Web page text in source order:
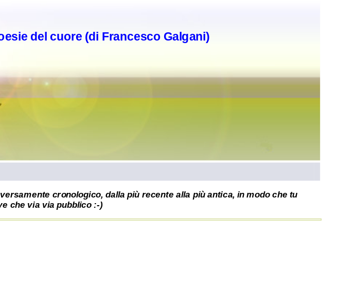
del cuore (di Francesco Galgani)
cronologico, dalla più recente alla più antica, in modo che tu
che via via pubblico :-)